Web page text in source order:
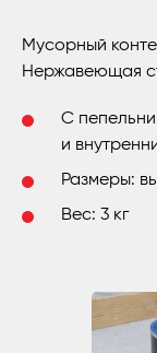
Мусорный
Нержавеющая
С
и в
Размеры:
Bec: 3 кг